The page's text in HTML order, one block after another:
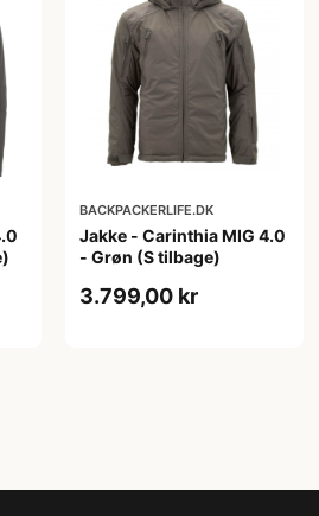
BACKPACKERLIFE.DK
Jakke - Carinthia MIG 4.0
- Grøn (S tilbage)
3.799,00 kr